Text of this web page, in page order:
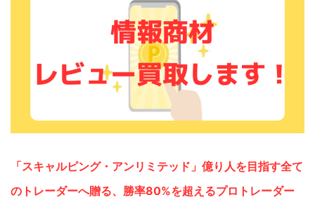
「スキャルピング・アンリミテッド」億り人を目指す全て
のトレーダーへ贈る、勝率80%を超えるプロトレーダー